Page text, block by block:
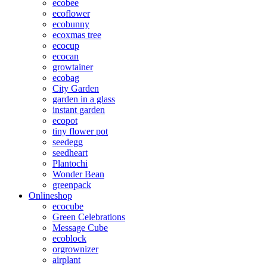
ecobee
ecoflower
ecobunny
ecoxmas tree
ecocup
ecocan
growtainer
ecobag
City Garden
garden in a glass
instant garden
ecopot
tiny flower pot
seedegg
seedheart
Plantochi
Wonder Bean
greenpack
Onlineshop
ecocube
Green Celebrations
Message Cube
ecoblock
orgrownizer
airplant